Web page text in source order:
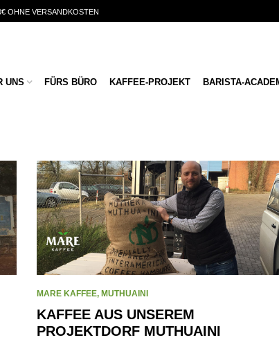
OHNE VERSANDKOSTEN
UNS FÜRS BÜRO KAFFEE-PROJEKT BARISTA-
MARE KAFFEE, MUTHUAINI
KAFFEE AUS UNSEREM
PROJEKTDORF MUTHUAINI